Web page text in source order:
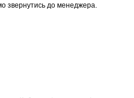
звернутись до менеджера.